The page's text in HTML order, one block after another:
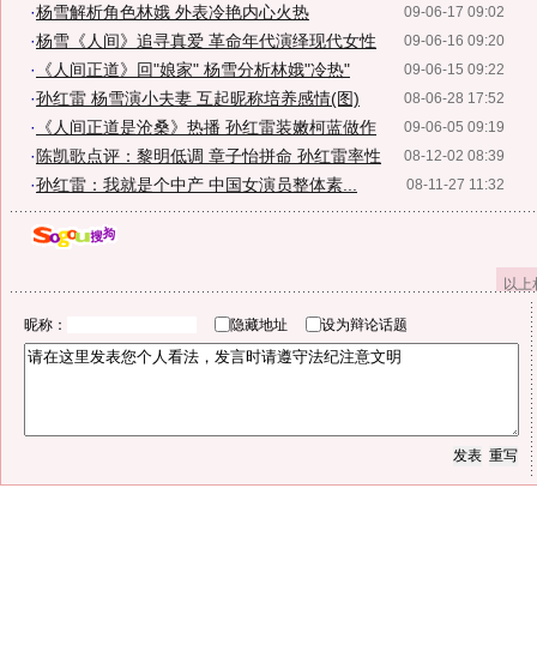
09-06-17 09:02
·杨雪解析角色林娥 外表冷艳内心火热
09-06-16 09:20
·杨雪《人间》追寻真爱 革命年代演绎现代女性
09-06-15 09:22
· 《人间正道》回"娘家" 杨雪分析林娥"冷热"
08-06-28 17:52
·孙红雷 杨雪演小夫妻 互起昵称培养感情(图)
09-06-05 09:19
· 《人间正道是沧桑》热播 孙红雷装嫩柯蓝做作
08-12-02 08:39
· 陈凯歌点评：黎明低调 章子怡拼命 孙红雷率性
08-11-27 11:32
·孙红雷：我就是个中产 中国女演员整体素...
以
昵称： 隐藏地址 设为辩论话题